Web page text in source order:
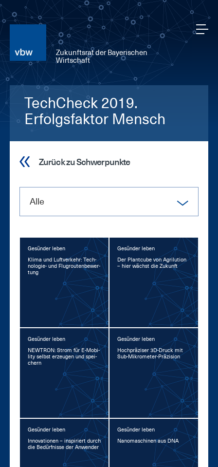
Zukunftsrat der Bayerischen
Wirtschaft
TechCheck 2019.
Erfolgsfaktor Mensch
Zurück zu Schwerpunkte
Alle
Gesünder leben
Kli­ma und Luft­ver­kehr: Tech­
no­lo­gie- und Flug­rou­ten­be­wer­
tung
Gesünder leben
Der Plant­cu­be von Agri­lu­ti­on
– hier wächst die Zu­kunft
Gesünder leben
NEW­TRON: Strom für E-Mo­bi­
li­ty selbst er­zeu­gen und spei­
chern
Gesünder leben
Hoch­prä­zi­ser 3D-Druck mit
Sub-Mi­kro­me­ter-Prä­zi­si­on
Gesünder leben
In­no­va­tio­nen – in­spi­riert durch
die Be­dürf­nis­se der An­wen­der
Gesünder leben
Na­no­ma­schi­nen aus DNA